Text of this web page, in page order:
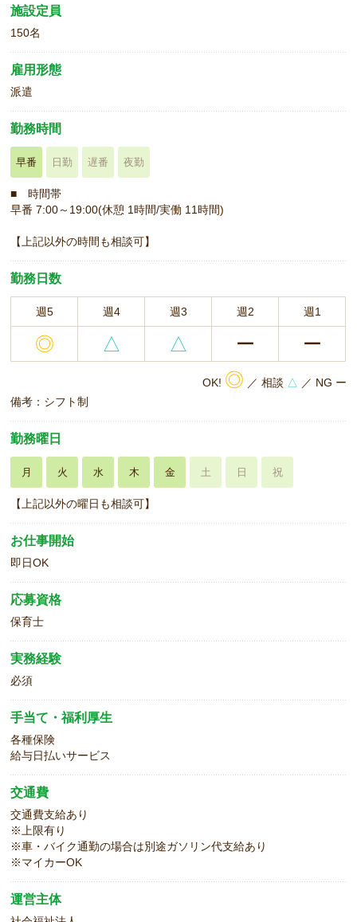
施設定員
150名
雇用形態
派遣
勤務時間
早番 日勤 遅番 夜勤
■ 時間帯
早番 7:00～19:00(休憩 1時間/実働 11時間)
【上記以外の時間も相談可】
勤務日数
週5 週4 週3 週2 週1
◎ △ △ ー ー
OK! ◎ ／ 相談 △ ／ NG ー
備考：シフト制
勤務曜日
月 火 水 木 金 土 日 祝
【上記以外の曜日も相談可】
お仕事開始
即日OK
応募資格
保育士
実務経験
必須
手当て・福利厚生
各種保険
給与日払いサービス
交通費
交通費支給あり
※上限有り
※車・バイク通勤の場合は別途ガソリン代支給あり
※マイカーOK
運営主体